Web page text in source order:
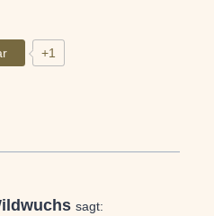
+1
sagt: